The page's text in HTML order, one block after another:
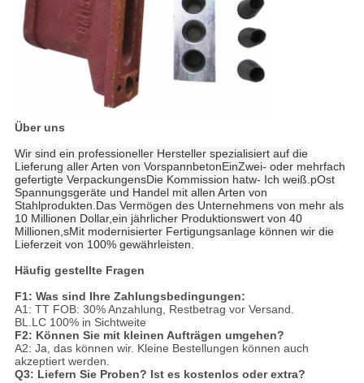
Über uns
Wir sind ein professioneller Hersteller spezialisiert auf die
Lieferung aller Arten von VorspannbetonEinZwei- oder mehrfach
gefertigte VerpackungensDie Kommission hatw- Ich weiß. pOst
Spannungsgeräte und Handel mit allen Arten von
Stahlprodukten.Das Vermögen des Unternehmens von mehr als
10 Millionen Dollar,ein jährlicher Produktionswert von 40
Millionen, sMit modernisierter Fertigungsanlage können wir die
Lieferzeit von 100% gewährleisten.
Häufig gestellte Fragen
F1: Was sind Ihre Zahlungsbedingungen:
A1: TT FOB: 30% Anzahlung, Restbetrag vor Versand.
BL.LC 100% in Sichtweite
F2: Können Sie mit kleinen Aufträgen umgehen?
A2: Ja, das können wir. Kleine Bestellungen können auch
akzeptiert werden.
Q3: Liefern Sie Proben? Ist es kostenlos oder extra?